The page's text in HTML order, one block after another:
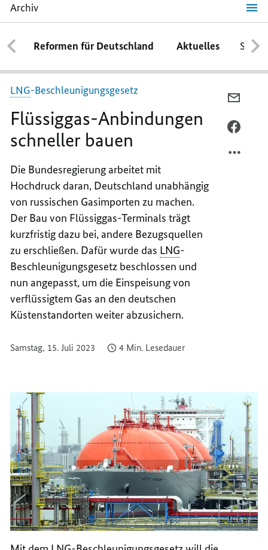
Archiv
Flüssiggas-
Anbindungen
schneller
bauenReformen für Deutschland Aktuelles
LNG-Beschleunigungsgesetz
Flüssiggas-Anbindungen
schneller bauen
Die Bundesregierung arbeitet mit
Hochdruck daran, Deutschland unabhängig
von russischen Gasimporten zu machen.
Der Bau von Flüssiggas-Terminals trägt
kurzfristig dazu bei, andere Bezugsquellen
zu erschließen. Dafür wurde das LNG-
Beschleunigungsgesetz beschlossen und
nun angepasst, um die Einspeisung von
verflüssigtem Gas an den deutschen
Küstenstandorten weiter abzusichern.
Samstag, 15. Juli 2023 4 Min. Lesedauer